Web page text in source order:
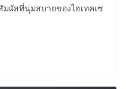
ผัสที่นุ่มสบายของไฮเทคเซ